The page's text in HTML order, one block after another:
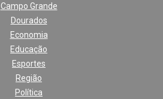
Campo Grande
Dourados
Economia
Educação
Esportes
Região
Política